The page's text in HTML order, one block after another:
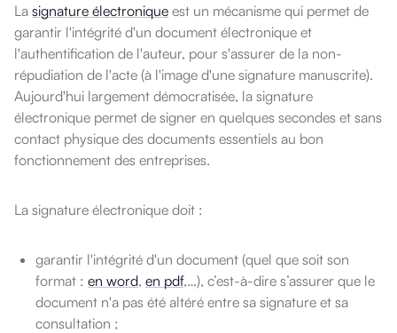
La signature électronique est un mécanisme qui permet de
garantir l'intégrité d'un document électronique et
l'authentification de l'auteur, pour s'assurer de la non-
répudiation de l'acte (à l'image d'une signature manuscrite).
Aujourd'hui largement démocratisée, la signature
électronique permet de signer en quelques secondes et sans
contact physique des documents essentiels au bon
fonctionnement des entreprises.
La signature électronique doit :
garantir l'intégrité d'un document (quel que soit son
format : en word, en pdf,…), c’est-à-dire s’assurer que le
document n'a pas été altéré entre sa signature et sa
consultation ;